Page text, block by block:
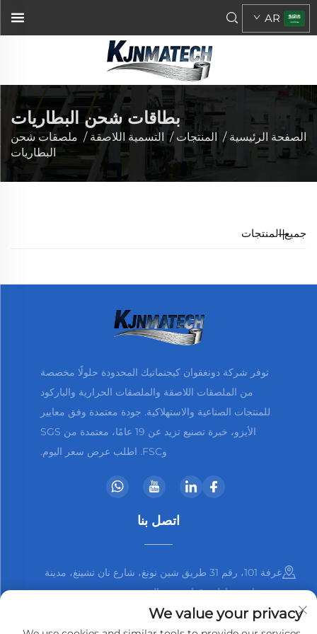
AR
بطاقات شحن البطاريات
الصفحة الرئيسية / المنتجات / التسمية اللاصقة / ملصقات شحن
البطاريات
جميع المنتجات
توفر شركة دونغقوان كيجنماتيك المحدودة حلولًا مخصصة
من الملصقات اللاصقة والملصقات الحرارية والباركود
للمنتجات الصناعية والاستهلاكية. جودة معتمدة وفق معايير
الأيزو، خبرة تصنيع تزيد عن 19 عامًا، معتمدة من SGS
وFSC. اطلب عرض سعر اليوم.
اتصل بنا
غرفة 101، رقم 31 طريق شين نونغ، شارع نان تشينغ، مدينة
دونغقوان، مقاطعة قوانغدونغ، الصين
We value your privacy